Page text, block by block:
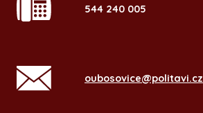
544 240 005
oubosovice@politavi.cz